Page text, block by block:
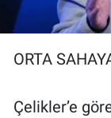
ORTA
Çelikler’e